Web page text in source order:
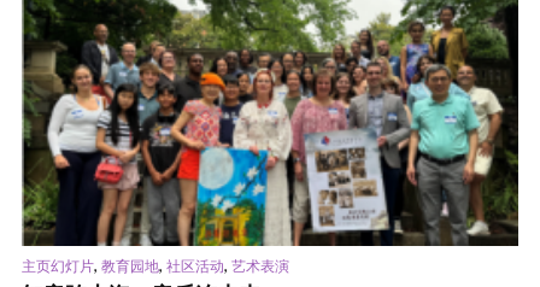
主页幻灯片, 教育园地, 社区活动, 艺术表演